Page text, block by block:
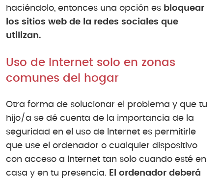
haciéndolo, entonces una opción es bloquear
los sitios web de la redes sociales que
utilizan.
Uso de Internet solo en zonas
comunes del hogar
Otra forma de solucionar el problema y que tu
hijo/a se dé cuenta de la importancia de la
seguridad en el uso de Internet es permitirle
que use el ordenador o cualquier dispositivo
con acceso a Internet tan solo cuando esté en
casa y en tu presencia. El ordenador deberá